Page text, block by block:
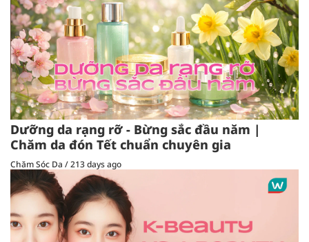
Dưỡng da rạng rỡ - Bừng sắc đầu năm |
Chăm da đón Tết chuẩn chuyên gia
Chăm Sóc Da /213 days ago